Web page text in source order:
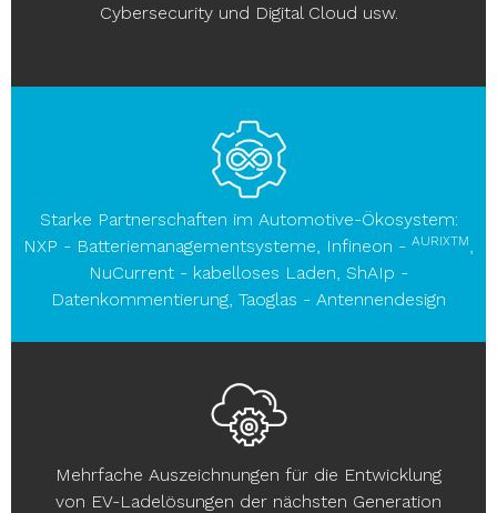
Cybersecurity und Digital Cloud usw.
Starke Partnerschaften im Automotive-Ökosystem:
NXP - Batteriemanagementsysteme, Infineon - AURIXTM,
NuCurrent - kabelloses Laden, ShAIp -
Datenkommentierung, Taoglas - Antennendesign
Mehrfache Auszeichnungen für die Entwicklung
von EV-Ladelösungen der nächsten Generation